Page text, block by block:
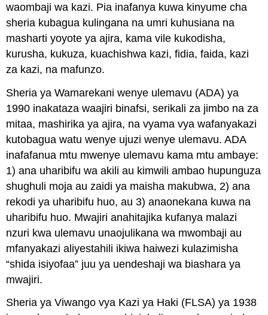
waombaji wa kazi. Pia inafanya kuwa kinyume cha
sheria kubagua kulingana na umri kuhusiana na
masharti yoyote ya ajira, kama vile kukodisha,
kurusha, kukuza, kuachishwa kazi, fidia, faida, kazi
za kazi, na mafunzo.
Sheria ya Wamarekani wenye ulemavu (ADA) ya
1990 inakataza waajiri binafsi, serikali za jimbo na za
mitaa, mashirika ya ajira, na vyama vya wafanyakazi
kutobagua watu wenye ujuzi wenye ulemavu. ADA
inafafanua mtu mwenye ulemavu kama mtu ambaye:
1) ana uharibifu wa akili au kimwili ambao hupunguza
shughuli moja au zaidi ya maisha makubwa, 2) ana
rekodi ya uharibifu huo, au 3) anaonekana kuwa na
uharibifu huo. Mwajiri anahitajika kufanya malazi
nzuri kwa ulemavu unaojulikana wa mwombaji au
mfanyakazi aliyestahili ikiwa haiwezi kulazimisha
“shida isiyofaa” juu ya uendeshaji wa biashara ya
mwajiri.
Sheria ya Viwango vya Kazi ya Haki (FLSA) ya 1938